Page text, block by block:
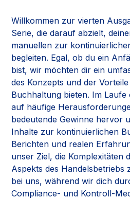
Willkommen zur vierten
Serie, die darauf abzielt,
manuellen zur
begleiten. Egal, ob du ein
bist, wir möchten dir ein
des Konzepts und der
Buchhaltung bieten. Im Laufe
auf häufige
bedeutende Gewinne hervor
Inhalte zur kontinuierlichen
Berichten und realen
unser Ziel, die Komplexitäten
Aspekts des Handelsbetriebs
bei uns, während wir dich
Compliance- und Kontroll-